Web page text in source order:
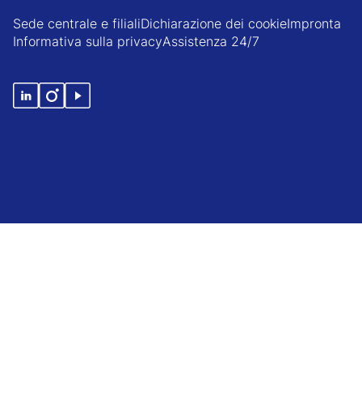
Sede centrale e filialiDichiarazione dei cookieImpronta
Informativa sulla privacyAssistenza 24/7